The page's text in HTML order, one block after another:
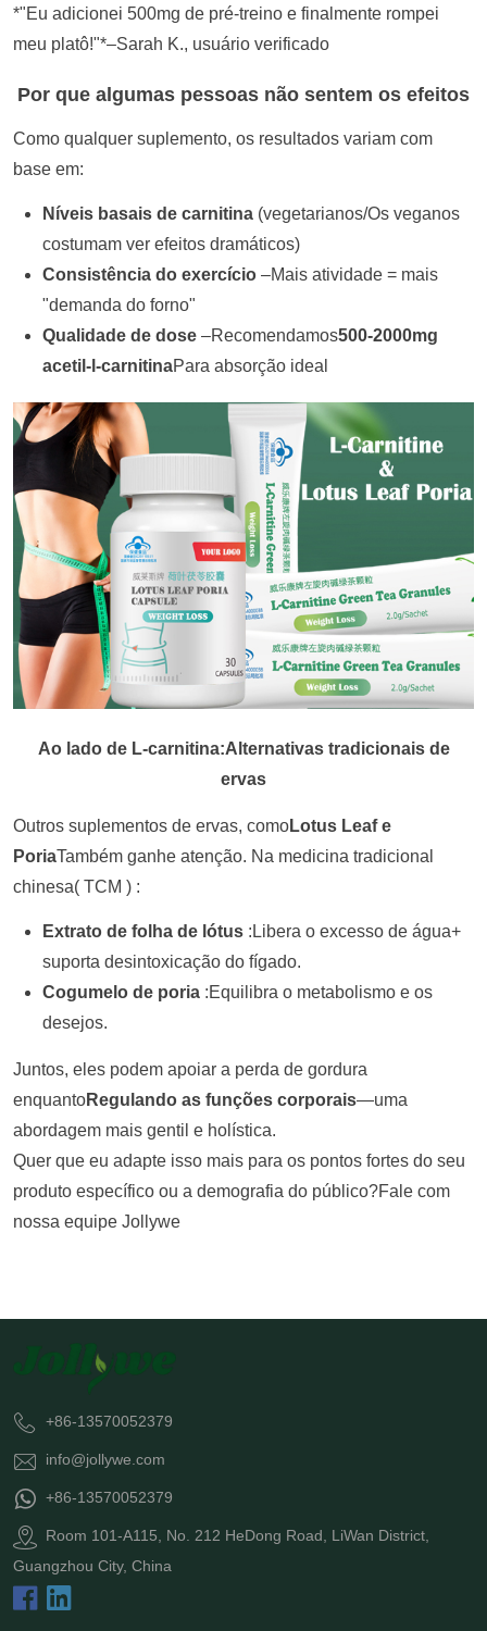
*"Eu adicionei 500mg de pré-treino e finalmente rompei
meu platô!"*–Sarah K., usuário verificado
Por que algumas pessoas não sentem os efeitos
Como qualquer suplemento, os resultados variam com
base em:
Níveis basais de carnitina (vegetarianos/Os veganos
costumam ver efeitos dramáticos)
Consistência do exercício –Mais atividade = mais
"demanda do forno"
Qualidade de dose –Recomendamos500-2000mg
acetil-l-carnitinaPara absorção ideal
Ao lado de L-carnitina:Alternativas tradicionais de
ervas
Outros suplementos de ervas, comoLotus Leaf e
PoriaTambém ganhe atenção. Na medicina tradicional
chinesa( TCM ) :
Extrato de folha de lótus : Libera o excesso de água+
suporta desintoxicação do fígado.
Cogumelo de poria :Equilibra o metabolismo e os
desejos.
Juntos, eles podem apoiar a perda de gordura
enquantoRegulando as funções corporais—uma
abordagem mais gentil e holística.
Quer que eu adapte isso mais para os pontos fortes do seu
produto específico ou a demografia do público?Fale com
nossa equipe Jollywe
+86-13570052379
info@jollywe.com
+86-13570052379
Room 101-A115, No. 212 HeDong Road, LiWan District,
Guangzhou City, China